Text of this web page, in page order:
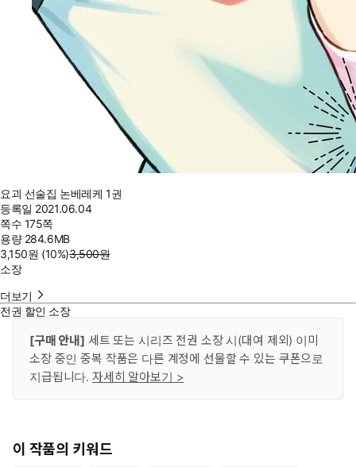
요괴 선술집 논베레케 1권
등록일 2021.06.04
쪽수 175쪽
용량 284.6MB
3,150원 (10%)3,500원
소장
더보기
전권 할인 소장
[구매 안내] 세트 또는 시리즈 전권 소장 시(대여 제외) 이미
소장 중인 중복 작품은 다른 계정에 선물할 수 있는 쿠폰으로
지급됩니다. 자세히 알아보기 >
이 작품의 키워드